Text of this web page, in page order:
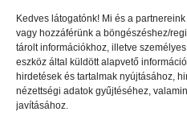
Kedves látogatónk! Mi és a
vagy hozzáférünk a böngészéshez/
tárolt információkhoz, illetve
eszköz által küldött alapvető
hirdetések és tartalmak nyújtásához,
nézettségi adatok gyűjtéséhez,
javításához.
GYEREKSZEM 2025.03.17.
Király arcok